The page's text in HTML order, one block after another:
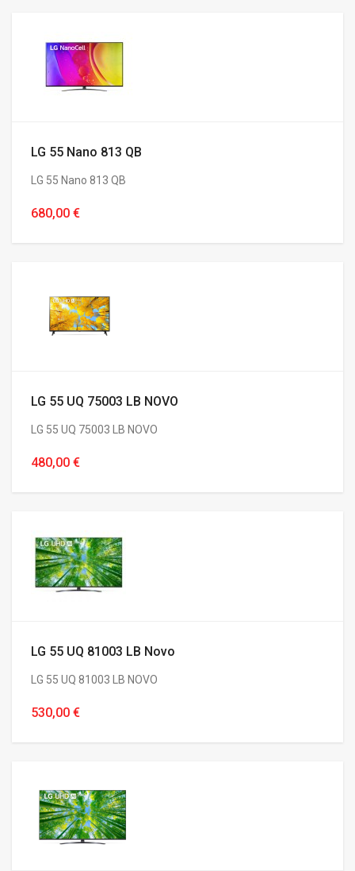
LG 55 Nano 813 QB
LG 55 Nano 813 QB
680,00 €
LG 55 UQ 75003 LB NOVO
LG 55 UQ 75003 LB NOVO
480,00 €
LG 55 UQ 81003 LB Novo
LG 55 UQ 81003 LB NOVO
530,00 €